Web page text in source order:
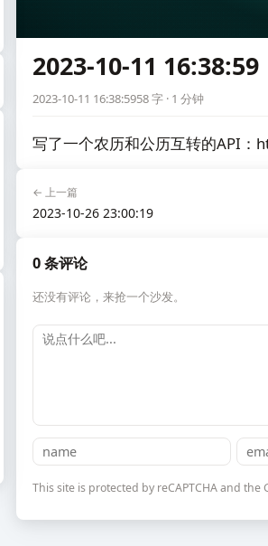
2023-10-11 16:38:59
2023-10-11 16:38:5958 字 · 1 分钟
写了一个农历和公历互转的API
← 上一篇
2023-10-26 23:00:19
0 条评论
还没有评论，来抢一个沙发。
This site is protected by reCAPTCHA and the